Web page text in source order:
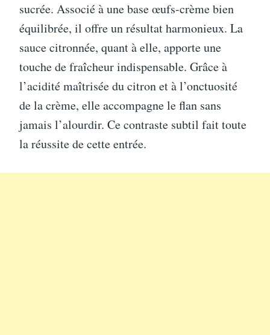
sucrée. Associé à une base œufs-crème bien
équilibrée, il offre un résultat harmonieux. La
sauce citronnée, quant à elle, apporte une
touche de fraîcheur indispensable. Grâce à
l’acidité maîtrisée du citron et à l’onctuosité
de la crème, elle accompagne le flan sans
jamais l’alourdir. Ce contraste subtil fait toute
la réussite de cette entrée.